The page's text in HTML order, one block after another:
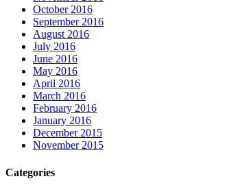
October 2016
September 2016
August 2016
July 2016
June 2016
May 2016
April 2016
March 2016
February 2016
January 2016
December 2015
November 2015
Categories